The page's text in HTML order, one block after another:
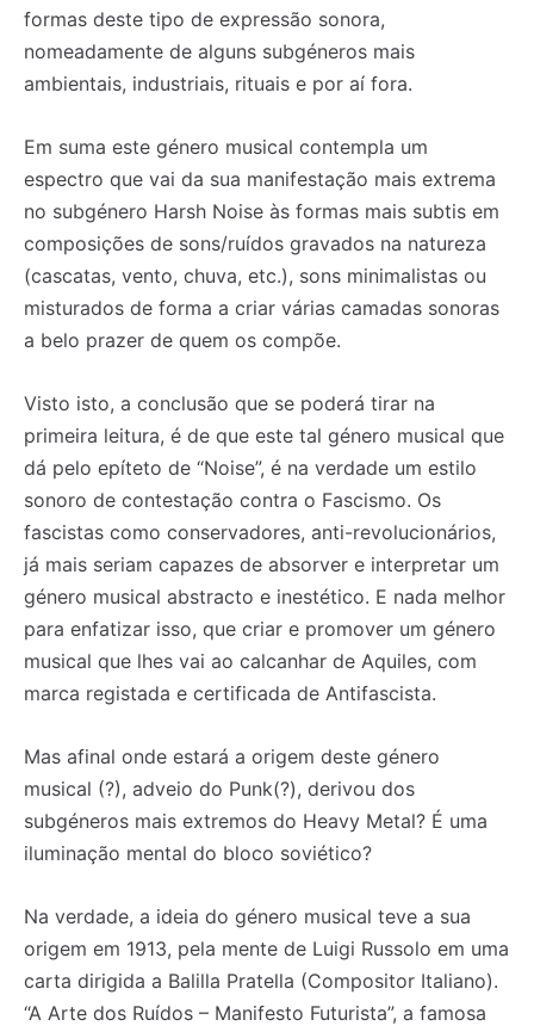
formas deste tipo de expressão sonora,
nomeadamente de alguns subgéneros mais
ambientais, industriais, rituais e por aí fora.
Em suma este género musical contempla um
espectro que vai da sua manifestação mais extrema
no subgénero Harsh Noise às formas mais subtis em
composições de sons/ruídos gravados na natureza
(cascatas, vento, chuva, etc.), sons minimalistas ou
misturados de forma a criar várias camadas sonoras
a belo prazer de quem os compõe.
Visto isto, a conclusão que se poderá tirar na
primeira leitura, é de que este tal género musical que
dá pelo epíteto de “Noise”, é na verdade um estilo
sonoro de contestação contra o Fascismo. Os
fascistas como conservadores, anti-revolucionários,
já mais seriam capazes de absorver e interpretar um
género musical abstracto e inestético. E nada melhor
para enfatizar isso, que criar e promover um género
musical que lhes vai ao calcanhar de Aquiles, com
marca registada e certificada de Antifascista.
Mas afinal onde estará a origem deste género
musical (?), adveio do Punk(?), derivou dos
subgéneros mais extremos do Heavy Metal? É uma
iluminação mental do bloco soviético?
Na verdade, a ideia do género musical teve a sua
origem em 1913, pela mente de Luigi Russolo em uma
carta dirigida a Balilla Pratella (Compositor Italiano).
“A Arte dos Ruídos – Manifesto Futurista”, a famosa